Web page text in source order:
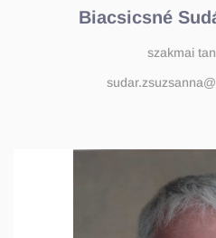
Biacsicsné
szakmai